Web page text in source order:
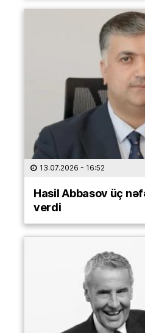
13.07.2026 - 16:52
Hasil Abbasov üç
verdi